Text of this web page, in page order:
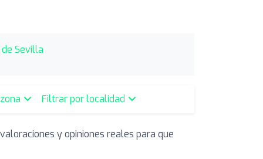
Sevilla
Filtrar por localidad
y opiniones reales para que